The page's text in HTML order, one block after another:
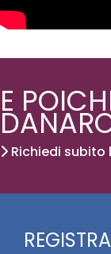
E
Richiedi subito